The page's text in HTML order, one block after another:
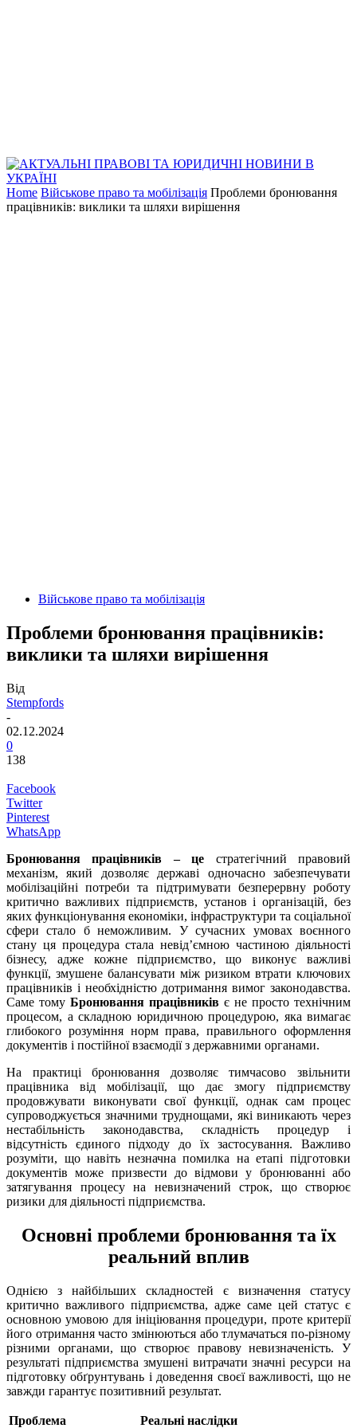
Home Військове право та мобілізація Проблеми бронювання
працівників: виклики та шляхи вирішення
Військове право та мобілізація
Проблеми бронювання працівників:
виклики та шляхи вирішення
Від
Stempfords
-
02.12.2024
0
138
Facebook
Twitter
Pinterest
WhatsApp
Бронювання працівників – це стратегічний правовий
механізм, який дозволяє державі одночасно забезпечувати
мобілізаційні потреби та підтримувати безперервну роботу
критично важливих підприємств, установ і організацій, без
яких функціонування економіки, інфраструктури та соціальної
сфери стало б неможливим. У сучасних умовах воєнного
стану ця процедура стала невід’ємною частиною діяльності
бізнесу, адже кожне підприємство, що виконує важливі
функції, змушене балансувати між ризиком втрати ключових
працівників і необхідністю дотримання вимог законодавства.
Саме тому Бронювання працівників є не просто технічним
процесом, а складною юридичною процедурою, яка вимагає
глибокого розуміння норм права, правильного оформлення
документів і постійної взаємодії з державними органами.
На практиці бронювання дозволяє тимчасово звільнити
працівника від мобілізації, що дає змогу підприємству
продовжувати виконувати свої функції, однак сам процес
супроводжується значними труднощами, які виникають через
нестабільність законодавства, складність процедур і
відсутність єдиного підходу до їх застосування. Важливо
розуміти, що навіть незначна помилка на етапі підготовки
документів може призвести до відмови у бронюванні або
затягування процесу на невизначений строк, що створює
ризики для діяльності підприємства.
Основні проблеми бронювання та їх
реальний вплив
Однією з найбільших складностей є визначення статусу
критично важливого підприємства, адже саме цей статус є
основною умовою для ініціювання процедури, проте критерії
його отримання часто змінюються або тлумачаться по-різному
різними органами, що створює правову невизначеність. У
результаті підприємства змушені витрачати значні ресурси на
підготовку обґрунтувань і доведення своєї важливості, що не
завжди гарантує позитивний результат.
Проблема Реальні наслідки